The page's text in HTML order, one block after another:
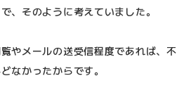
、そのように考えていました。
やメールの送受信程度であれば、不
なかったからです。